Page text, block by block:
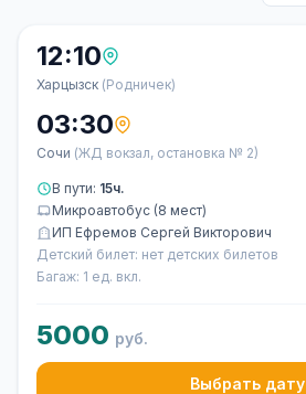
12:10
Харцызск (Родничек)
03:30
Сочи (ЖД вокзал, остановка № 2)
В пути: 15ч.
Микроавтобус (8 мест)
ИП Ефремов Сергей Викторович
Детский билет: нет детских билетов
Багаж: 1 ед. вкл.
5000 руб.
Выбрать дату